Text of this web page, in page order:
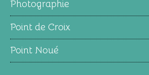
Photographie
Point de Croix
Point Noué